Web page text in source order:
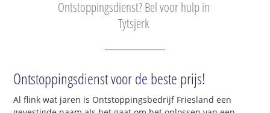
Ontstoppingsdienst? Bel voor hulp in
Tytsjerk
Ontstoppingsdienst voor de beste prijs!
Al flink wat jaren is Ontstoppingsbedrijf Friesland een